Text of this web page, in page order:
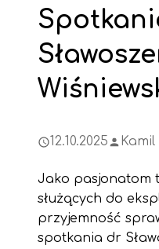
12.10.2025
Jako pasjonatom
służących do
przyjemność
spotkania dr